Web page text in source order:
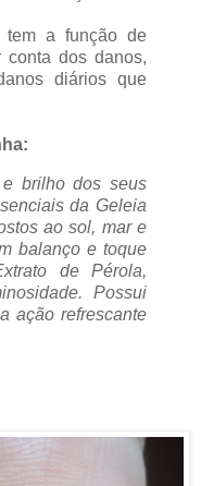
tem a função de
dos danos,
diários que
brilho dos seus
da Geleia
ao sol, mar e
balanço e toque
de Pérola,
Possui
ação refrescante